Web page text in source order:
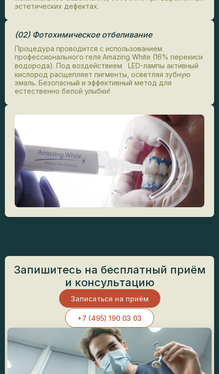
эстетических дефектах.
(02) Фотохимическое отбеливание
Процедура проводится с использованием
профессионального геля Amazing White (16% перекиси
водорода). Под воздействием LED-лампы активный
кислород расщепляет пигменты, осветляя зубную
эмаль. Безопасный и эффективный метод для
естественно белой улыбки!
Запишитесь на бесплатный приём
и консультацию
Записаться на приём
+7 (495) 190 03 03